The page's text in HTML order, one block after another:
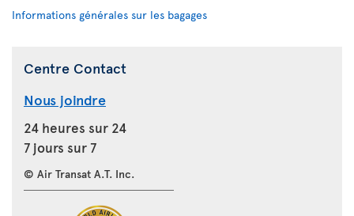
Informations générales sur les bagages
Centre Contact
Nous joindre
24 heures sur 24
7 jours sur 7
© Air Transat A.T. Inc.